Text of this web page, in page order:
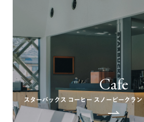
Cafe
スターバックス コーヒー スノーピークラ